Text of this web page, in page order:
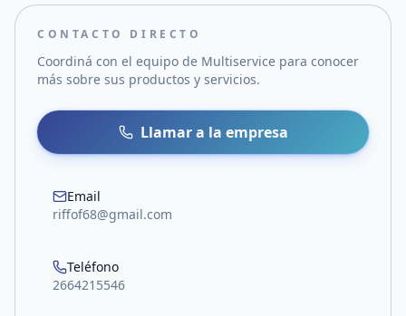
CONTACTO DIRECTO
Coordiná con el equipo de Multiservice para conocer
más sobre sus productos y servicios.
Llamar a la empresa
Email
riffof68@gmail.com
Teléfono
2664215546